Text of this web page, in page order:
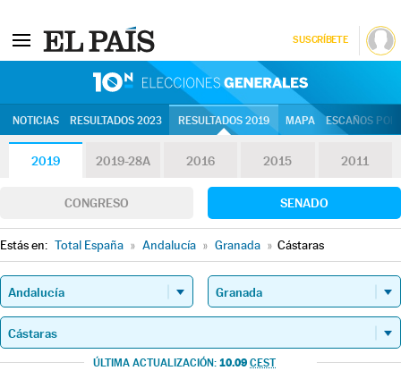
SUSCRÍBETE
NOTICIAS RESULTADOS 2023 RESULTADOS 2019 MAPA ESCAÑOS
2019 2019-28A 2016 2015 2011
CONGRESO SENADO
Estás en: Total España » Andalucía » Granada » Cástaras
ÚLTIMA ACTUALIZACIÓN: 10.09 CEST